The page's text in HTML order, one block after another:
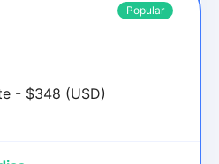
Popular
- $348 (USD)